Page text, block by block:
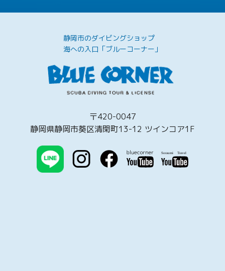
静岡市のダイビングショップ
海への入口「ブルーコーナー」
〒420-0047
静岡県静岡市葵区清閑町13-12 ツインコア1F